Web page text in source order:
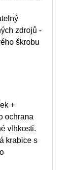
zdrojů -
škrobu
+
ochrana
vlhkosti.
krabice s